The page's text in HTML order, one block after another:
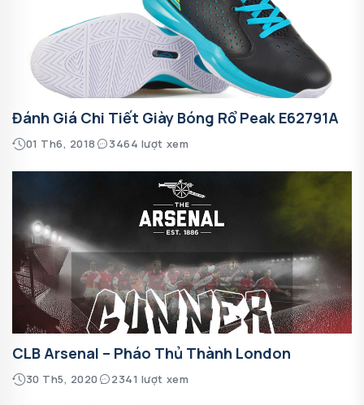
Đánh Giá Chi Tiết Giày Bóng Rổ Peak E62791A
01 Th6, 2018 3464 lượt xem
CLB Arsenal – Pháo Thủ Thành London
30 Th5, 2020 2341 lượt xem